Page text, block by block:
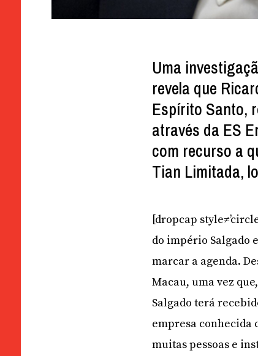
Uma
revela que
Espírito Santo,
através da ES
com recurso a
Tian Limitada,
[dropcap
do império Salgado
marcar a agenda.
Macau, uma vez
Salgado terá
empresa conhecida
muitas pessoas e